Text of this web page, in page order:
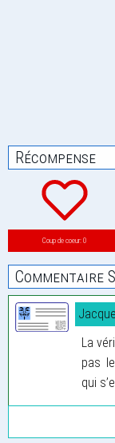
Récompense
Coup de coeur: 0
Commentaire
La
pas
qui